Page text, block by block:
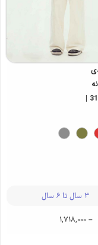
دخترانه 313 |
3 سال تا 6 سال
–
1,718,000